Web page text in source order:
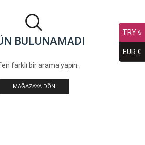
BULUNAMADI
farklı bir arama yapın.
MAĞAZAYA DÖN
TRY ₺
EUR €